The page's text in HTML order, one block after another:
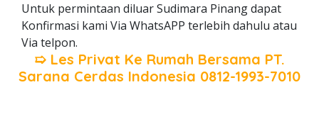
Untuk permintaan diluar Sudimara Pinang dapat
Konfirmasi kami Via WhatsAPP terlebih dahulu atau
Via telpon.
➯ Les Privat Ke Rumah Bersama PT.
Sarana Cerdas Indonesia 0812-1993-7010